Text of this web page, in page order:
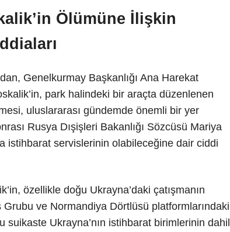
Ölümüne İlişkin
Genelkurmay Başkanlığı Ana Harekat
park halindeki bir araçta düzenlenen
uluslararası gündemde önemli bir yer
Rusya Dışişleri Bakanlığı Sözcüsü Mariya
istihbarat servislerinin olabileceğine dair ciddi
özellikle doğu Ukrayna’daki çatışmanın
ve Normandiya Dörtlüsü platformlarındaki
suikaste Ukrayna’nın istihbarat birimlerinin dahil